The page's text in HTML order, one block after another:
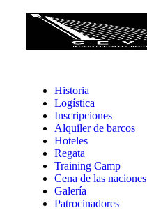
Historia
Logística
Inscripciones
Alquiler de barcos
Hoteles
Regata
Training Camp
Cena de las naciones
Galería
Patrocinadores